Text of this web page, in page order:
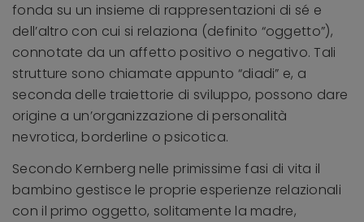
fonda su un insieme di rappresentazioni di sé e
dell’altro con cui si relaziona (definito “oggetto”),
connotate da un affetto positivo o negativo. Tali
strutture sono chiamate appunto “diadi” e, a
seconda delle traiettorie di sviluppo, possono dare
origine a un’organizzazione di personalità
nevrotica, borderline o psicotica.
Secondo Kernberg nelle primissime fasi di vita il
bambino gestisce le proprie esperienze relazionali
con il primo oggetto, solitamente la madre,